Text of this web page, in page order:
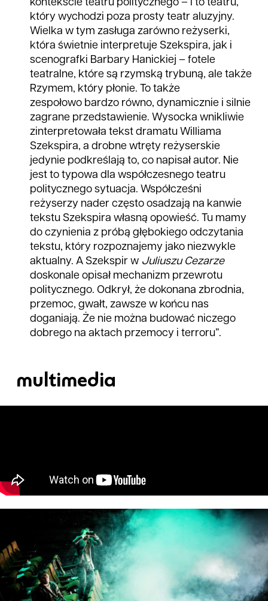
kontekście teatru politycznego – i to teatru,
który wychodzi poza prosty teatr aluzyjny.
Wielka w tym zasługa zarówno reżyserki,
która świetnie interpretuje Szekspira, jak i
scenografki Barbary Hanickiej – fotele
teatralne, które są rzymską trybuną, ale także
Rzymem, który płonie. To także
zespołowo bardzo równo, dynamicznie i silnie
zagrane przedstawienie. Wysocka wnikliwie
zinterpretowała tekst dramatu Williama
Szekspira, a drobne wtręty reżyserskie
jedynie podkreślają to, co napisał autor. Nie
jest to typowa dla współczesnego teatru
politycznego sytuacja. Współcześni
reżyserzy nader często osadzają na kanwie
tekstu Szekspira własną opowieść. Tu mamy
do czynienia z próbą głębokiego odczytania
tekstu, który rozpoznajemy jako niezwykle
aktualny. A Szekspir w Juliuszu Cezarze
doskonale opisał mechanizm przewrotu
politycznego. Odkrył, że dokonana zbrodnia,
przemoc, gwałt, zawsze w końcu nas
doganiają. Że nie można budować niczego
dobrego na aktach przemocy i terroru”.
multimedia